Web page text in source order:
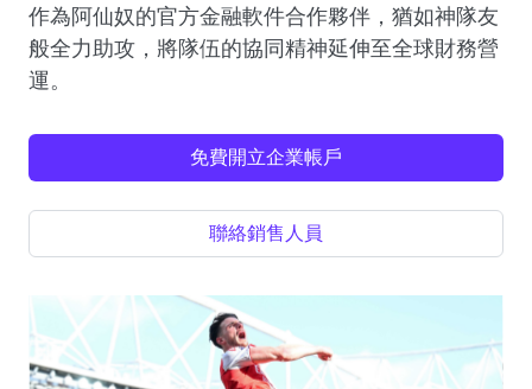
作為阿仙奴的官方金融軟件合作夥伴，猶如神隊友
般全力助攻，將隊伍的協同精神延伸至全球財務營
運。
免費開立企業帳戶
聯絡銷售人員